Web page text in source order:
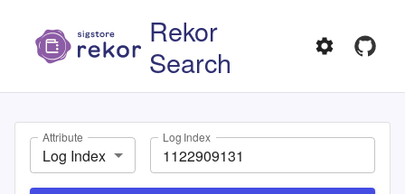
Rekor
Search
Attribute
Log Index
Log Index